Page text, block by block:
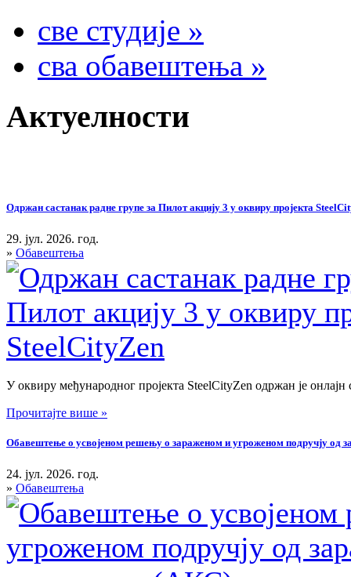
све студије »
сва обавештења »
Актуелности
Одржан састанак радне групе за Пилот акцију 3 у оквиру пројекта
29. јул. 2026. год.
» Обавештења
У оквиру међународног пројекта SteelCityZen одржан је
Прочитајте више »
Обавештење о усвојеном решењу о зараженом и угроженом подручју од
24. јул. 2026. год.
» Обавештења